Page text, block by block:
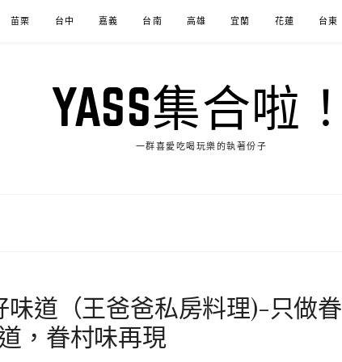
苗栗 台中 嘉義 台南 高雄 宜蘭 花蓮 台東
YASS集合啦！
一群喜愛吃喝玩樂的執著份子
道（王爸爸私房料理)-只做眷
，眷村味再現